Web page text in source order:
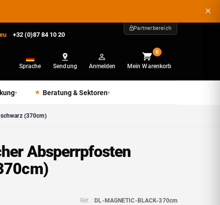
· +32 (0)87 84 10 20
Partnerbereich
Sprache Sendung Anmelden
0
Mein Warenkorb
▾ Beratung & Sektoren▾
(370cm)
Absperrpfosten
Réf. :DL-MAGNETIC-BLACK-370cm